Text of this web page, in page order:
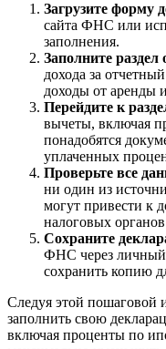
Загрузите форму
сайта ФНС или
заполнения.
Заполните раздел
дохода за
доходы от аренды
Перейдите к
вычеты, включая
понадобятся
уплаченных
Проверьте все
ни один из
могут привести к
налоговых
Сохраните
ФНС через личный
сохранить копию
Следуя этой пошаговой
заполнить свою
включая проценты по